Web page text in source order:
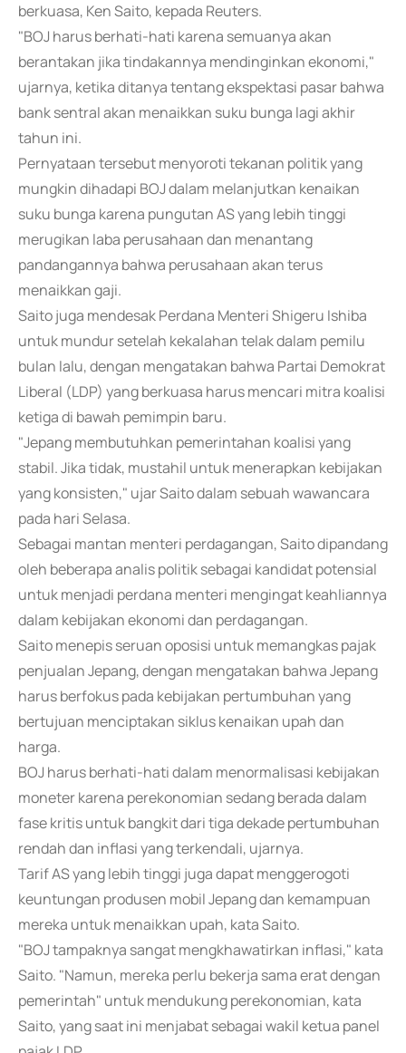
berkuasa, Ken Saito, kepada Reuters.
"BOJ harus berhati-hati karena semuanya akan
berantakan jika tindakannya mendinginkan ekonomi,"
ujarnya, ketika ditanya tentang ekspektasi pasar bahwa
bank sentral akan menaikkan suku bunga lagi akhir
tahun ini.
Pernyataan tersebut menyoroti tekanan politik yang
mungkin dihadapi BOJ dalam melanjutkan kenaikan
suku bunga karena pungutan AS yang lebih tinggi
merugikan laba perusahaan dan menantang
pandangannya bahwa perusahaan akan terus
menaikkan gaji.
Saito juga mendesak Perdana Menteri Shigeru Ishiba
untuk mundur setelah kekalahan telak dalam pemilu
bulan lalu, dengan mengatakan bahwa Partai Demokrat
Liberal (LDP) yang berkuasa harus mencari mitra koalisi
ketiga di bawah pemimpin baru.
"Jepang membutuhkan pemerintahan koalisi yang
stabil. Jika tidak, mustahil untuk menerapkan kebijakan
yang konsisten," ujar Saito dalam sebuah wawancara
pada hari Selasa.
Sebagai mantan menteri perdagangan, Saito dipandang
oleh beberapa analis politik sebagai kandidat potensial
untuk menjadi perdana menteri mengingat keahliannya
dalam kebijakan ekonomi dan perdagangan.
Saito menepis seruan oposisi untuk memangkas pajak
penjualan Jepang, dengan mengatakan bahwa Jepang
harus berfokus pada kebijakan pertumbuhan yang
bertujuan menciptakan siklus kenaikan upah dan
harga.
BOJ harus berhati-hati dalam menormalisasi kebijakan
moneter karena perekonomian sedang berada dalam
fase kritis untuk bangkit dari tiga dekade pertumbuhan
rendah dan inflasi yang terkendali, ujarnya.
Tarif AS yang lebih tinggi juga dapat menggerogoti
keuntungan produsen mobil Jepang dan kemampuan
mereka untuk menaikkan upah, kata Saito.
"BOJ tampaknya sangat mengkhawatirkan inflasi," kata
Saito. "Namun, mereka perlu bekerja sama erat dengan
pemerintah" untuk mendukung perekonomian, kata
Saito, yang saat ini menjabat sebagai wakil ketua panel